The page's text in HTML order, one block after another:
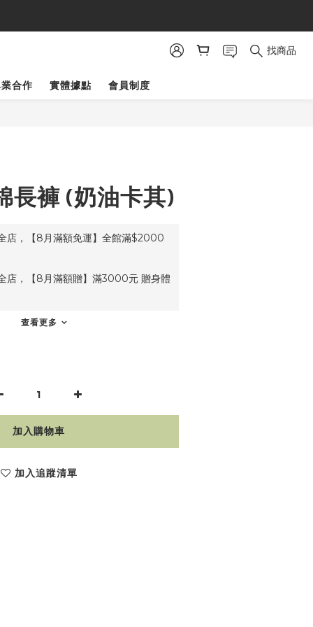
找商品
合作 實體據點 會員制度
長褲 (奶油卡其)
店，【8月滿額免運】全館滿$2000
店，【8月滿額贈】滿3000元 贈身體
查看更多
加入購物車
加入追蹤清單